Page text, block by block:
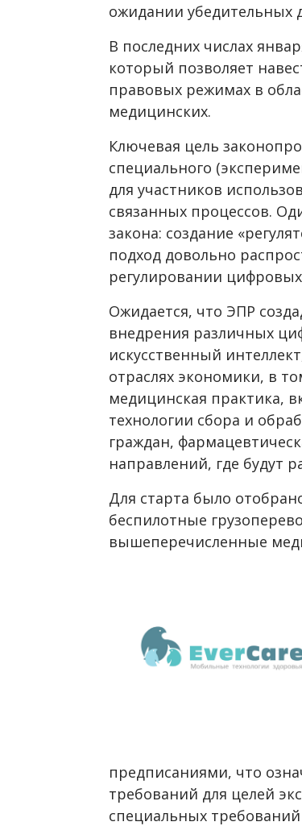
ожидании убедительных
В последних числах
который позволяет
правовых режимах в
медицинских.
Ключевая цель
специального
для участников
связанных процессов.
закона: создание
подход довольно
регулировании
Ожидается, что ЭПР
внедрения различных
искусственный
отраслях экономики, в
медицинская практика,
технологии сбора и
граждан,
направлений, где будут
Для старта было
беспилотные
вышеперечисленные
предписаниями, что
требований для целей
специальных